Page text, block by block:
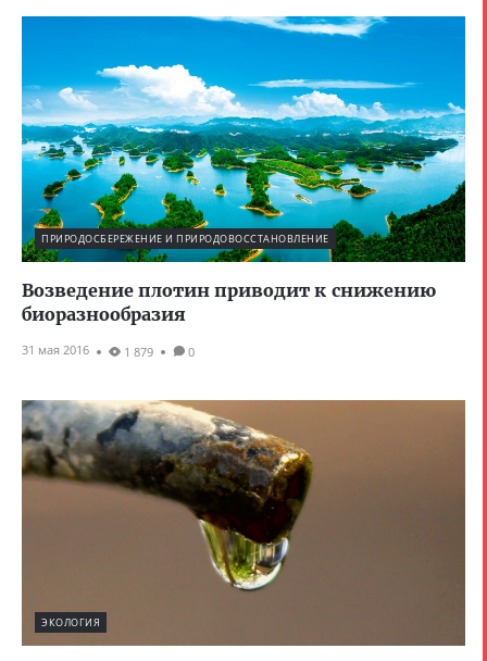
ПРИРОДОСБЕРЕЖЕНИЕ И ПРИРОДОВОССТАНОВЛЕНИЕ
Возведение плотин приводит к снижению
биоразнообразия
31 мая 2016 1 879 0
ЭКОЛОГИЯ